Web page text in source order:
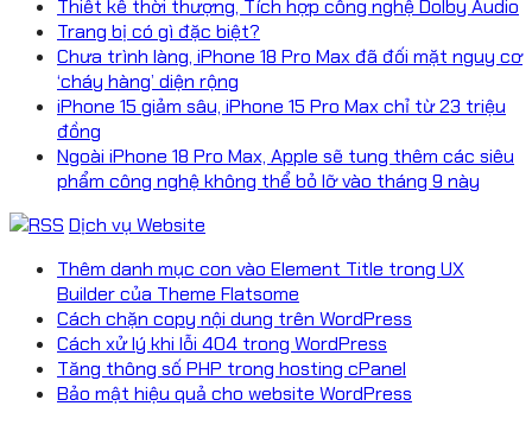
Thiết kế thời thượng, Tích hợp công nghệ Dolby Audio
Trang bị có gì đặc biệt?
Chưa trình làng, iPhone 18 Pro Max đã đối mặt nguy cơ
‘cháy hàng’ diện rộng
iPhone 15 giảm sâu, iPhone 15 Pro Max chỉ từ 23 triệu
đồng
Ngoài iPhone 18 Pro Max, Apple sẽ tung thêm các siêu
phẩm công nghệ không thể bỏ lỡ vào tháng 9 này
Dịch vụ Website
Thêm danh mục con vào Element Title trong UX
Builder của Theme Flatsome
Cách chặn copy nội dung trên WordPress
Cách xử lý khi lỗi 404 trong WordPress
Tăng thông số PHP trong hosting cPanel
Bảo mật hiệu quả cho website WordPress